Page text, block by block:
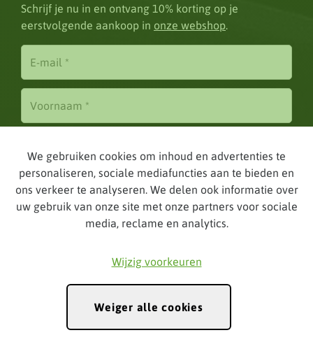
We gebruiken cookies om inhoud en advertenties te
personaliseren, sociale mediafuncties aan te bieden en
ons verkeer te analyseren. We delen ook informatie over
uw gebruik van onze site met onze partners voor sociale
media, reclame en analytics.
Wijzig voorkeuren
Weiger alle cookies
Schrijf je nu in en ontvang 10% korting op je
eerstvolgende aankoop in onze webshop.
Inschrijven